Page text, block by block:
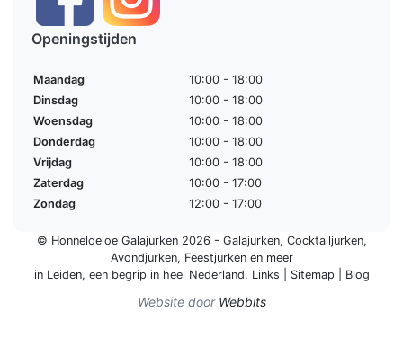
Openingstijden
Maandag
10:00 - 18:00
Dinsdag
10:00 - 18:00
Woensdag
10:00 - 18:00
Donderdag
10:00 - 18:00
Vrijdag
10:00 - 18:00
Zaterdag
10:00 - 17:00
Zondag
12:00 - 17:00
© Honneloeloe Galajurken 2026 - Galajurken, Cocktailjurken,
Avondjurken, Feestjurkenen meer
in Leiden, een begrip in heel Nederland. Links Sitemap Blog
Website door Webbits